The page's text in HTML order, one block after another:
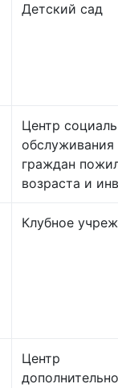
Детский сад
Центр
обслуживания
граждан
возраста и
Клубное
Центр